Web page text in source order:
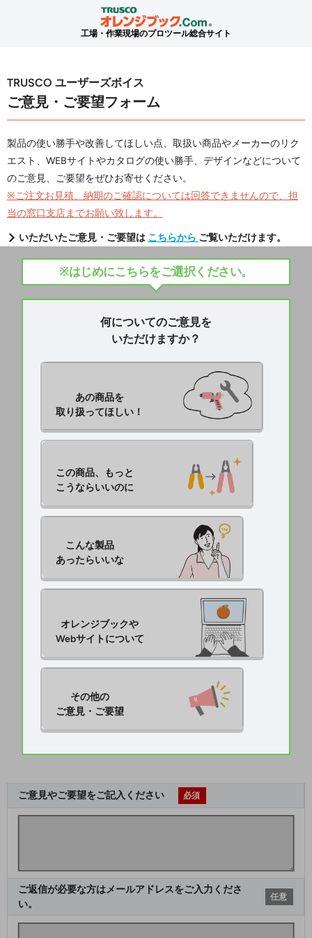
工場・作業現場のプロツール総合サイト
TRUSCO ユーザーズボイス
ご意見・ご要望フォーム
製品の使い勝手や改善してほしい点、取扱い商品やメーカーのリク
エスト、WEBサイトやカタログの使い勝手、デザインなどについて
のご意見、ご要望をぜひお寄せください。
※ご注文お見積、納期のご確認については回答できませんので、担
当の窓口支店までお願い致します。
いただいたご意見・ご要望は こちらから ご覧いただけます。
※はじめにこちらをご選択ください。
何についてのご意見を
いただけますか？
あの商品を
取り扱ってほしい！
この商品、もっと
こうならいいのに
こんな製品
あったらいいな
オレンジブックや
Webサイトについて
その他の
ご意見・ご要望
ご意見やご要望をご記入ください 必須
ご返信が必要な方はメールアドレスをご入力くださ
い。
任意